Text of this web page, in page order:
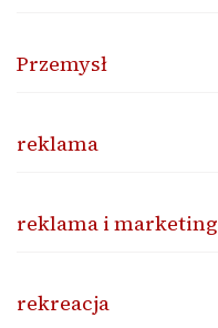
Przemysł
reklama
reklama i marketing
rekreacja